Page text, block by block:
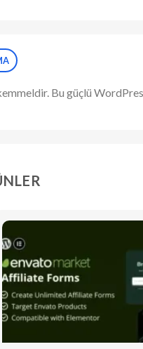
Bu güçlü